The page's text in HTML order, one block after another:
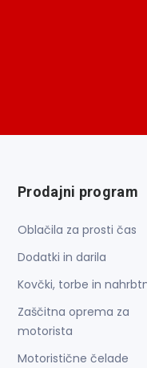
Prodajni program
Oblačila za prosti čas
Dodatki in darila
Kovčki, torbe in
Zaščitna oprema za
motorista
Motoristične čelade